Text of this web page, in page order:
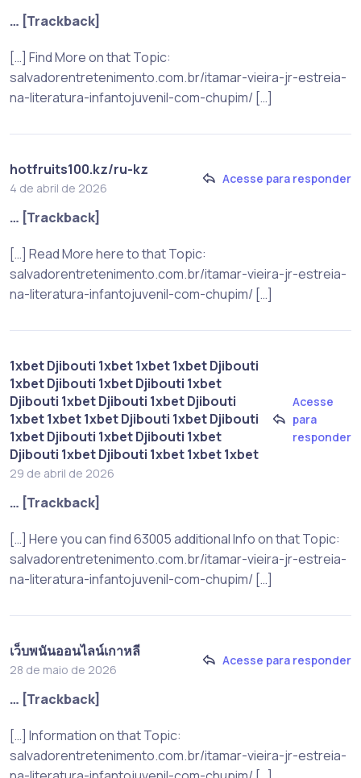
… [Trackback]
[…] Find More on that Topic:
salvadorentretenimento.com.br/itamar-vieira-jr-estreia-
na-literatura-infantojuvenil-com-chupim/ […]
hotfruits100.kz/ru-kz
4 de abril de 2026
Acesse para responder
… [Trackback]
[…] Read More here to that Topic:
salvadorentretenimento.com.br/itamar-vieira-jr-estreia-
na-literatura-infantojuvenil-com-chupim/ […]
1xbet Djibouti 1xbet 1xbet 1xbet Djibouti
1xbet Djibouti 1xbet Djibouti 1xbet
Djibouti 1xbet Djibouti 1xbet Djibouti
1xbet 1xbet 1xbet Djibouti 1xbet Djibouti
1xbet Djibouti 1xbet Djibouti 1xbet
Djibouti 1xbet Djibouti 1xbet 1xbet 1xbet
29 de abril de 2026
Acesse
para
responder
… [Trackback]
[…] Here you can find 63005 additional Info on that Topic:
salvadorentretenimento.com.br/itamar-vieira-jr-estreia-
na-literatura-infantojuvenil-com-chupim/ […]
เว็บพนันออนไลน์เกาหลี
28 de maio de 2026
Acesse para responder
… [Trackback]
[…] Information on that Topic:
salvadorentretenimento.com.br/itamar-vieira-jr-estreia-